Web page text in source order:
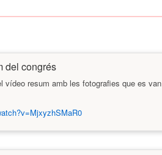
del congrés
vídeo resum amb les fotografies que es